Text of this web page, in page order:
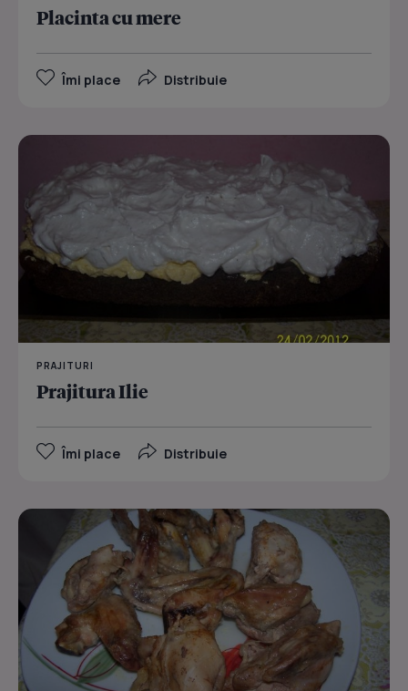
Placinta cu mere
Îmi place Distribuie
PRAJITURI
Prajitura Ilie
Îmi place Distribuie